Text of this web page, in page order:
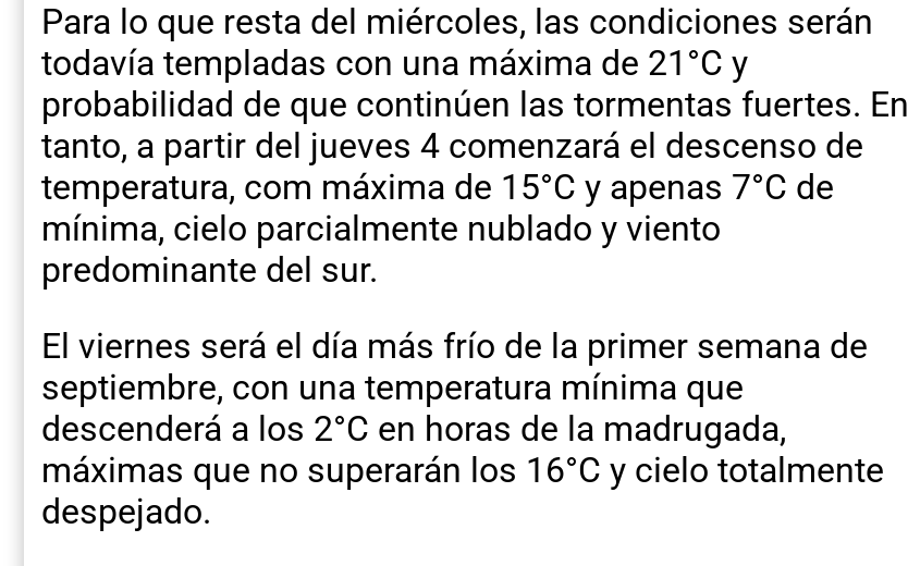
Para lo que resta del miércoles, las condiciones serán
todavía templadas con una máxima de 21°C y
probabilidad de que continúen las tormentas fuertes. En
tanto, a partir del jueves 4 comenzará el descenso de
temperatura, com máxima de 15°C y apenas 7°C de
mínima, cielo parcialmente nublado y viento
predominante del sur.
El viernes será el día más frío de la primer semana de
septiembre, con una temperatura mínima que
descenderá a los 2°C en horas de la madrugada,
máximas que no superarán los 16°C y cielo totalmente
despejado.